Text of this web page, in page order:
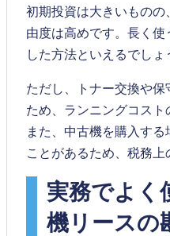
初期投資は大きいもの
由度は高めです。長く
した方法といえるでしょ
ただし、トナー交換や
ため、ランニングコスト
また、中古機を購入す
ことがあるため、税務上
実務でよく
機リースの